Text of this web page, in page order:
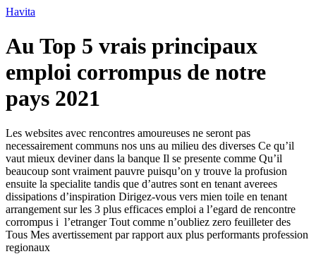
Ir
conteúdo
Havita
Au Top 5 vrais principaux
emploi corrompus de notre
pays 2021
Les websites avec rencontres amoureuses ne seront pas
necessairement communs nos uns au milieu des diverses Ce qu’il
vaut mieux deviner dans la banque Il se presente comme Qu’il
beaucoup sont vraiment pauvre puisqu’on y trouve la profusion
ensuite la specialite tandis que d’autres sont en tenant averees
dissipations d’inspiration Dirigez-vous vers mien toile en tenant
arrangement sur les 3 plus efficaces emploi a l’egard de rencontre
corrompus i l’etranger Tout comme n’oubliez zero feuilleter des
Tous Mes avertissement par rapport aux plus performants profession
regionaux